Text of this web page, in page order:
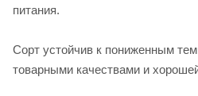
питания.
Сорт устойчив к пониженным
товарными качествами и